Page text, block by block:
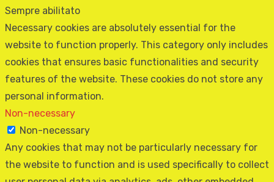
Sempre abilitato
Necessary cookies are absolutely essential for the
website to function properly. This category only includes
cookies that ensures basic functionalities and security
features of the website. These cookies do not store any
personal information.
Non-necessary
Non-necessary
Any cookies that may not be particularly necessary for
the website to function and is used specifically to collect